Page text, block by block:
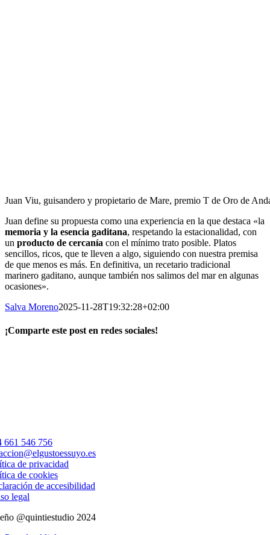
Juan Viu, guisandero y propietario de Mare, premio T de Oro de
Juan define su propuesta como una experiencia en la que destaca «la
memoria y la esencia gaditana, respetando la estacionalidad, con
un producto de cercanía con el mínimo trato posible. Platos
sencillos, ricos, que te lleven a algo, siguiendo con nuestra premisa
de que menos es más. En definitiva, un recetario tradicional
marinero gaditano, aunque también nos salimos del mar en algunas
ocasiones».
Salva Moreno2025-11-28T19:32:28+02:00
¡Comparte este post en redes sociales!
661 546 756
de privacidad
de cookies
de accesibilidad
legal
@quintiestudio 2024